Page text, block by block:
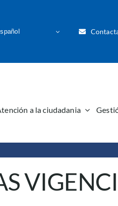
a la ciudadania